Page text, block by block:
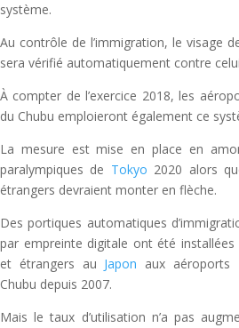
système.
Au contrôle de l’immigration, le visage
sera vérifié automatiquement contre
À compter de l’exercice 2018, les
du Chubu emploieront également ce
La mesure est mise en place en
paralympiques de Tokyo 2020 alors
étrangers devraient monter en flèche.
Des portiques automatiques
par empreinte digitale ont été
et étrangers au Japon aux aéroports
Chubu depuis 2007.
Mais le taux d’utilisation n’a pas